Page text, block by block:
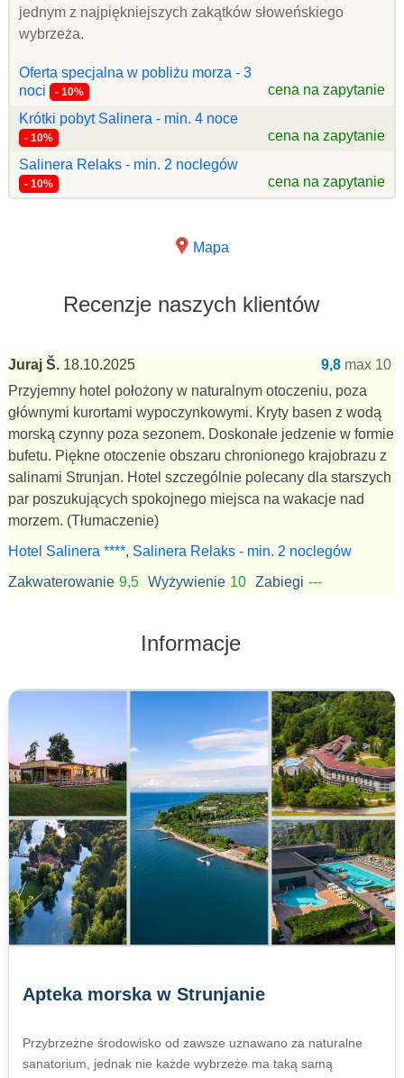
jednym z najpiękniejszych zakątków słoweńskiego
wybrzeża.
Oferta specjalna w pobliżu morza - 3
noci
- 10%
cena na zapytanie
Krótki pobyt Salinera - min. 4 noce
- 10%
cena na zapytanie
Salinera Relaks - min. 2 noclegów
- 10% cena na zapytanie
Mapa
Recenzje naszych klientów
Juraj Š. 18.10.2025 9,8 max 10
Przyjemny hotel położony w naturalnym otoczeniu, poza
głównymi kurortami wypoczynkowymi. Kryty basen z wodą
morską czynny poza sezonem. Doskonałe jedzenie w formie
bufetu. Piękne otoczenie obszaru chronionego krajobrazu z
salinami Strunjan. Hotel szczególnie polecany dla starszych
par poszukujących spokojnego miejsca na wakacje nad
morzem. (Tłumaczenie)
Hotel Salinera ****, Salinera Relaks - min. 2 noclegów
Zakwaterowanie 9,5 Wyżywienie 10 Zabiegi ---
Informacje
Apteka morska w Strunjanie
Przybrzeżne środowisko od zawsze uznawano za naturalne
sanatorium, jednak nie każde wybrzeże ma taką samą